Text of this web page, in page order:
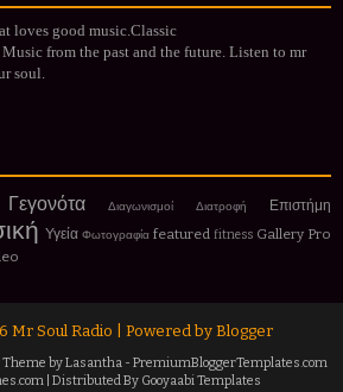
loves good music.Classic
from the past and the future. Listen to mr
soul.
Γεγονότα Διαγωνισμοί Διατροφή Επιστήμη
Υγεία Φωτογραφία featured fitness Gallery Pro
Mr Soul Radio | Powered by Blogger
Theme byLasantha - PremiumBloggerTemplates.com
| Distributed By Gooyaabi Templates